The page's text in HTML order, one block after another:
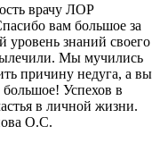
врачу ЛОР
вам большое за
уровень знаний своего
Мы мучились
причину недуга, а вы
Успехов в
в личной жизни.
О.С.